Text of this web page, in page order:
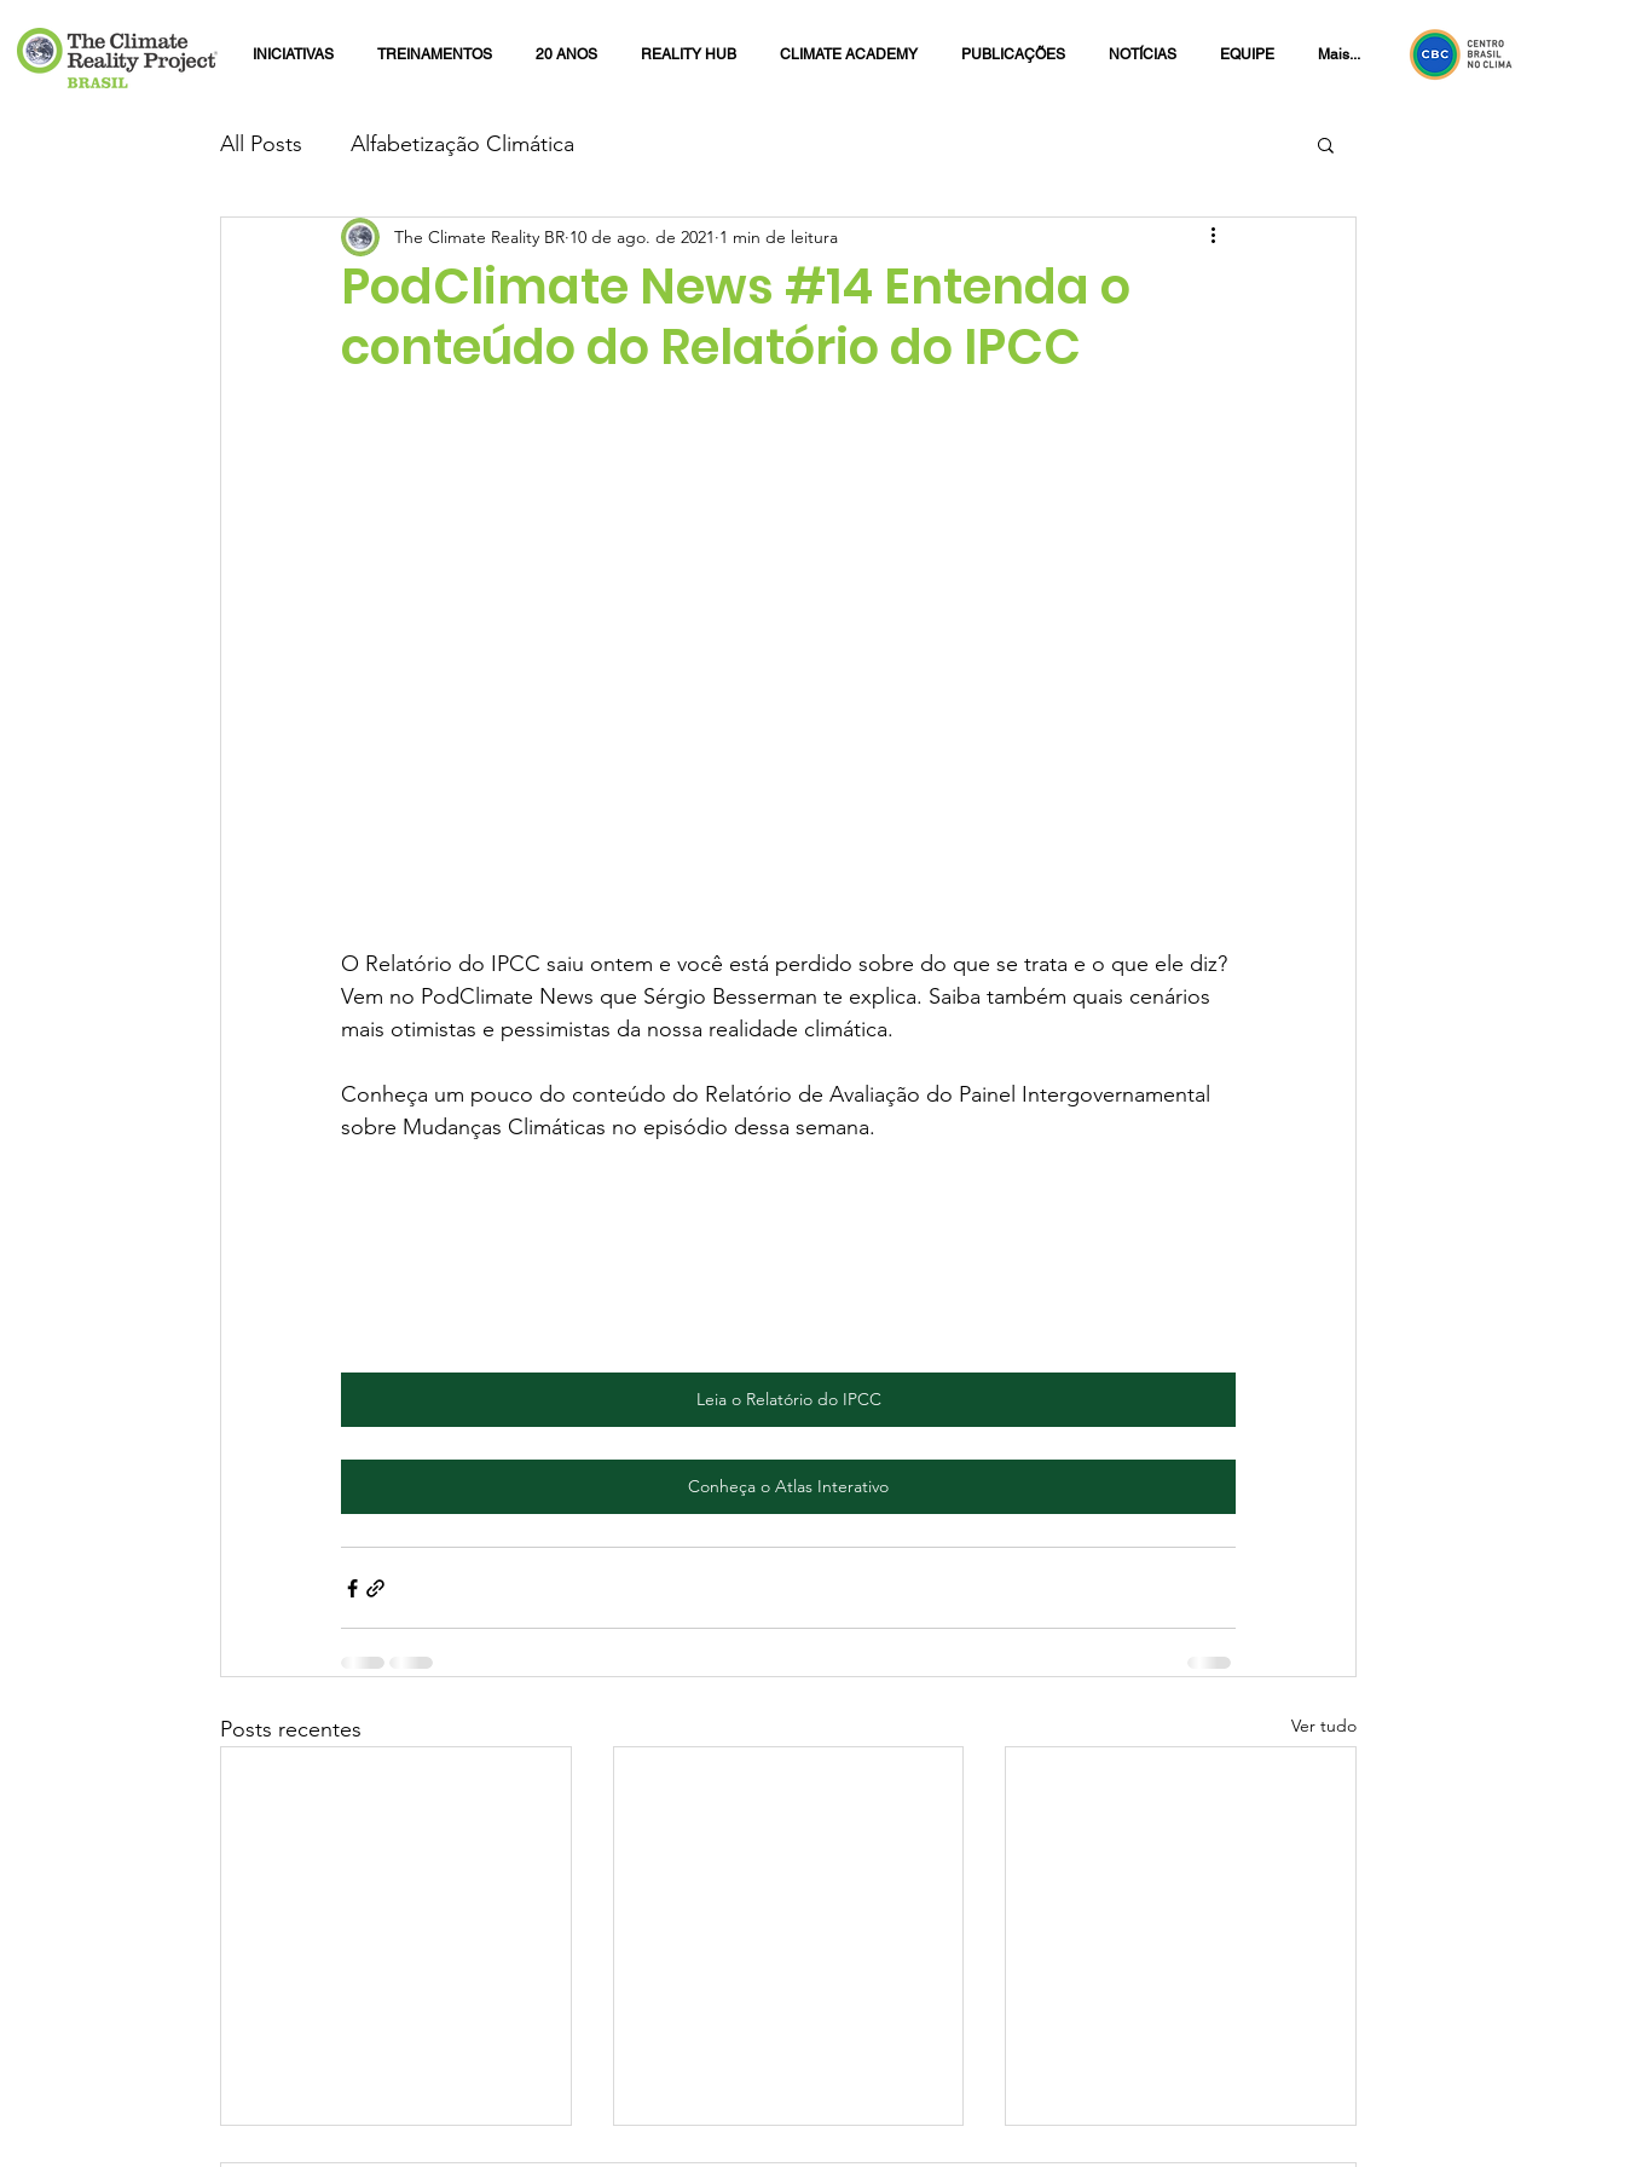
INICIATIVAS TREINAMENTOS 20 ANOS REALITY HUB CLIMATE ACADEMY PUBLICAÇÕES NOTÍCIAS EQUIPE Mais...
All Posts Alfabetização Climática
PodClimate News #14 Entenda o
conteúdo do Relatório do IPCC
The Climate Reality BR 10 de ago. de 2021 1 min de leitura
O Relatório do IPCC saiu ontem e você está perdido sobre do que se trata e o que ele diz?
Vem no PodClimate News que Sérgio Besserman te explica. Saiba também quais cenários
mais otimistas e pessimistas da nossa realidade climática.
Conheça um pouco do conteúdo do Relatório de Avaliação do Painel Intergovernamental
sobre Mudanças Climáticas no episódio dessa semana.
Leia o Relatório do IPCC
Conheça o Atlas Interativo
Posts recentes Ver tudo